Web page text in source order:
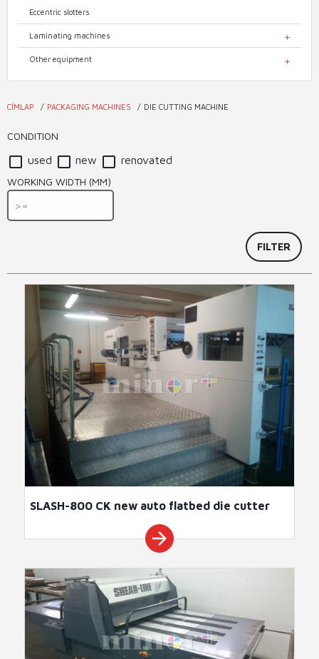
are
here
CÍMLAP PACKAGING MACHINES DIE CUTTING MACHINE
CONDITION
used new renovated
WORKING WIDTH (MM)
SLASH-800 CK new auto flatbed die cutter
arrow_forward
Eccentric slotters
Laminating machines
Other equipment